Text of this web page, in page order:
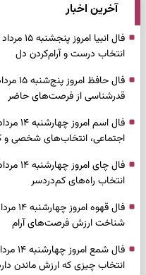
آخرین اخبار
انتخاب درست و آرام‌کردن دل
قدرشناسی از فرصت‌های حاضر
اجتماعی، انتخاب‌های شخصی و
انتخاب راه‌های کم‌دردسر
شناخت ارزش فرصت‌های آرام
انتخاب چیزی که ارزش ماندن